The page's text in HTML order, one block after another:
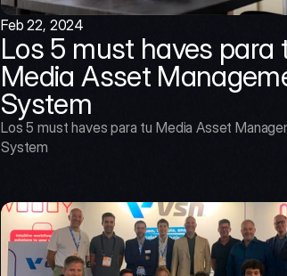
Feb 22, 2024
Los 5 must haves para
Media Asset
System
Los 5 must haves para tu Media Asset
System